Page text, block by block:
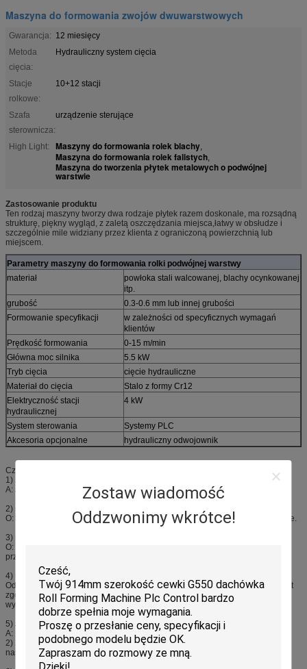
Zostaw wiadomość
Oddzwonimy wkrótce!
Maszyna do formowania zwojów dwuwarstwowych
Gwarancja: 12 miesięcy
Metoda
cięcia:
Hydrauliczny system cięcia
Stacje
rolkowe:
10+12 stacji
Szafa
sterownicza:
urządzenie sterujące
High Light: Maszyny do formowania rolek blachy,
Maszyna do formowania rolek falistych,
Maszyna do tworzenia płytek metalowych o podwójnej
warstwie
Zastosowanie produktu
Ten rodzaj maszyny tworzy dwa rodzaje płytek razem doskonale, ma rozsądną
strukturę, piękny wygląd, z zaletą oszczędzania miejsca,łatwy w obsłudze i
szczególnie mile widziany przez klienta z ograniczoną powierzchnią lub
miejscem.
Parametry maszyny do formowania rolki podwójnej warstwy
materiał
powłoka stali walcowanej, blachy ocynkowanej
itp.
grubość
0.3-0.6 mm lub innej grubości
Formowanie specyfikacji
w zależności od specyficznych wymagań
klientów
Prędkość formowania
0-15 m/min
Główna moc silnika
5.5 kW
Tryb cięcia
cięcie hydrauliczne
Materiał do cięcia
Stalo z formy Cr12
Elektryczność stacji
hydraulicznej
4 kW
System sterowania
Systemy PLC
Akcesoria opcjonalne
hydrauliczny odwojownik
Częste pytania
1) P: Czy jesteś producentem lub firmą handlową?
A: Jesteśmy producentami.
2) P: Czy zapewniacie instalację i szkolenia za granicą?
O: Usługi instalacji maszyn i szkolenia pracowników za granicą są opcjonalne.
3) P: Jak wygląda wsparcie posprzedażne?
O: Udzielamy wsparcia technicznego w sieci, a także usług zagranicznych
przez wykwalifikowanych techników.
4) P: Jak działa pańska fabryka w zakresie kontroli jakości?
Odpowiedź: Nie ma tolerancji w zakresie kontroli jakości. Kontrola jakości jest
zgodna z ISO9001. Każda maszyna musi przejść testy przed pakowaniem do
wysyłki.
5) Jak mogę ci zaufać, że maszyny są testowane przed wysyłką?
A: 1) Nagrywamy testy wideo dla twojej referencji.
2) Zapraszamy do odwiedzenia nas i testowania maszyny przez siebie w
naszej fabryce.